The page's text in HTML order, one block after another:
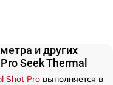
и других
Seek Thermal
Shot Pro выполняется в